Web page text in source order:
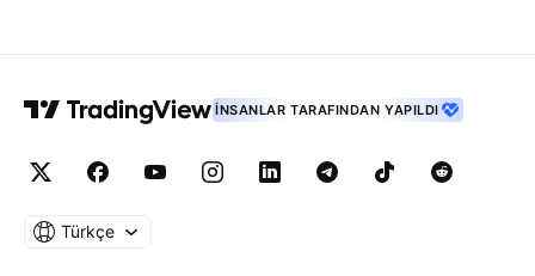
İNSANLAR TARAFINDAN YAPILDI
Türkçe